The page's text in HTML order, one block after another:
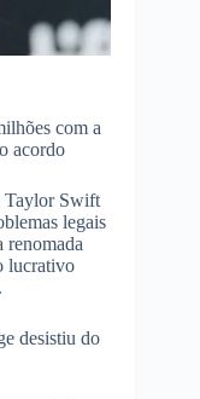
com a
acordo
Taylor Swift
legais
renomada
lucrativo
desistiu do